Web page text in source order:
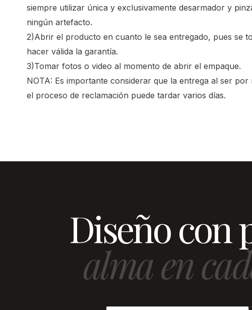
siempre utilizar única y exclusivamente desarmador y
ningún artefacto.
2)Abrir el producto en cuanto le sea entregado, pues se
hacer válida la garantía.
3)Tomar fotos o video al momento de abrir el empaque.
NOTA: Es importante considerar que la entrega al ser
el proceso de reclamación puede tardar varios días.
Diseño con
alma en